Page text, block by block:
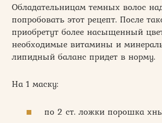
Обладательницам темных волос
попробовать этот рецепт. После
приобретут более насыщенный
необходимые витамины и
липидный баланс придет в норму.
На 1 маску:
по 2 ст. ложки порошка